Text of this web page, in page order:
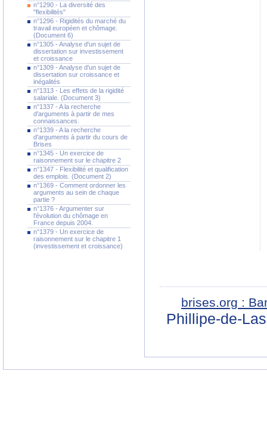
n°1290 - La diversité des
"flexibilités"
n°1296 - Rigidités du marché du
travail européen et chômage.
(Document 6)
n°1305 - Analyse d'un sujet de
dissertation sur investissement
et croissance
n°1309 - Analyse d'un sujet de
dissertation sur croissance et
inégalités
n°1313 - Les effets de la rigidité
salariale. (Document 3)
n°1337 - A la recherche
d'arguments à partir de mes
connaissances.
n°1339 - A la recherche
d'arguments à partir du cours de
Brises
n°1345 - Un exercice de
raisonnement sur le chapitre 2
n°1347 - Flexibilité et qualification
des emplois. (Document 2)
n°1369 - Comment ordonner les
arguments au sein de chaque
partie ?
n°1376 - Argumenter sur
l'évolution du chômage en
France depuis 2004.
n°1379 - Un exercice de
raisonnement sur le chapitre 1
(investissement et croissance)
brises.org :
Phillipe-de-